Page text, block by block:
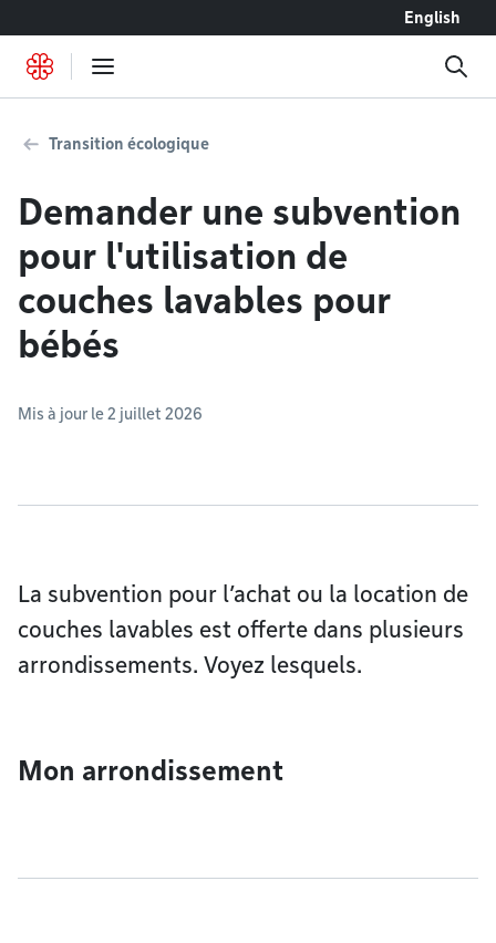
English
Transition écologique
Demander une subvention
pour l'utilisation de
couches lavables pour
bébés
Mis à jour le 2 juillet 2026
La subvention pour l’achat ou la location de
couches lavables est offerte dans plusieurs
arrondissements. Voyez lesquels.
Mon arrondissement